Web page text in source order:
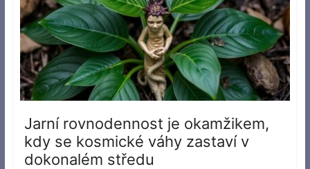
Jarní rovnodennost je okamžikem,
kdy se kosmické váhy zastaví v
dokonalém středu